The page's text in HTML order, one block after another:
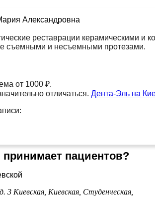
реставрации керамическими
съемными и несъемными протезами.
от 1000 ₽.
отличаться. Дента-Эль на
принимает пациентов?
3 Киевская, Киевская, Студенческая,